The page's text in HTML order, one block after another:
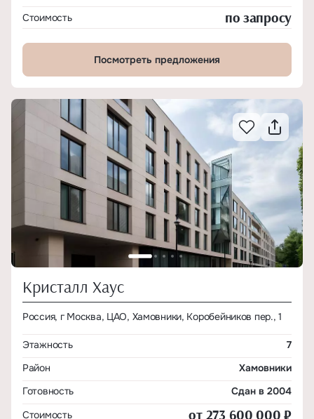
Стоимость по запросу
Посмотреть предложения
Кристалл Хаус
Россия, г Москва, ЦАО, Хамовники, Коробейников пер., 1
Этажность
7
Район
Хамовники
Готовность
Сдан в 2004
Стоимость
от 273 600 000 ₽